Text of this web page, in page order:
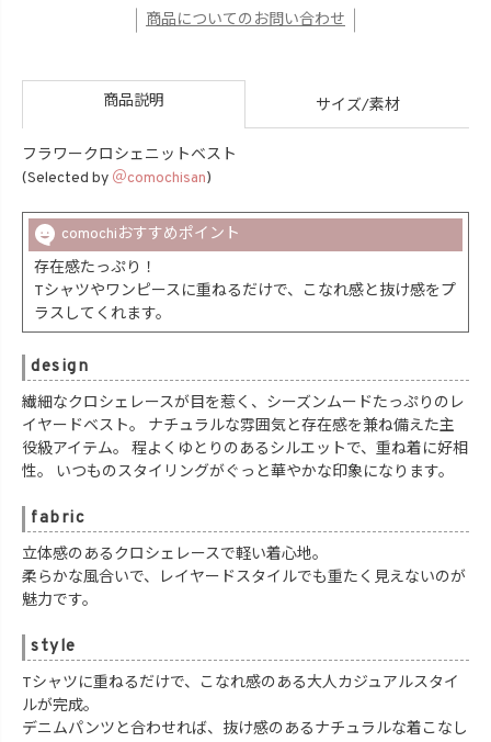
商品についてのお問い合わせ
商品説明 サイズ/素材
フラワークロシェニットベスト
(Selected by ＠comochisan)
comochiおすすめポイント
存在感たっぷり！
Tシャツやワンピースに重ねるだけで、こなれ感と抜け感をプ
ラスしてくれます。
design
繊細なクロシェレースが目を惹く、シーズンムードたっぷりのレ
イヤードベスト。 ナチュラルな雰囲気と存在感を兼ね備えた主
役級アイテム。 程よくゆとりのあるシルエットで、重ね着に好相
性。 いつものスタイリングがぐっと華やかな印象になります。
fabric
立体感のあるクロシェレースで軽い着心地。
柔らかな風合いで、レイヤードスタイルでも重たく見えないのが
魅力です。
style
Tシャツに重ねるだけで、こなれ感のある大人カジュアルスタイ
ルが完成。
デニムパンツと合わせれば、抜け感のあるナチュラルな着こなし